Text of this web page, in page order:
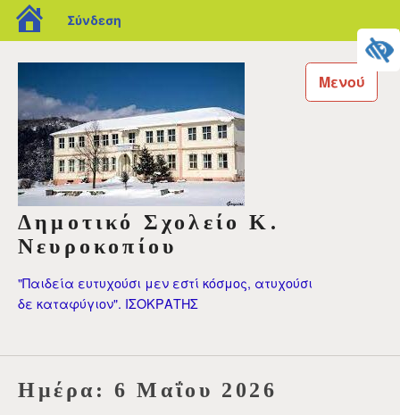
περιεχόμενο
Δημοτικό Σχολείο Κ.
Νευροκοπίου
"Παιδεία ευτυχούσι μεν εστί κόσμος, ατυχούσι
δε καταφύγιον". ΙΣΟΚΡΑΤΗΣ
Μενού
Ημέρα:6 Μαΐου 2026
blogs.sch.gr
Σύνδεση